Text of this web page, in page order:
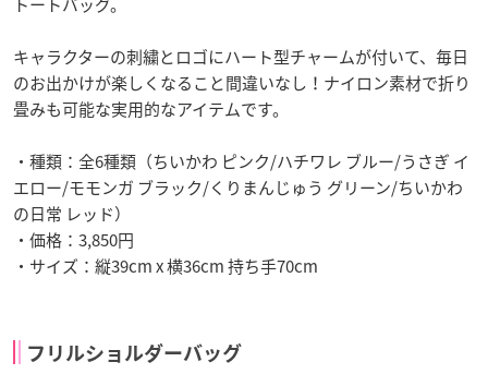
キャラクターの刺繍とロゴにハート型チャームが付いて、毎日
のお出かけが楽しくなること間違いなし！ナイロン素材で折り
畳みも可能な実用的なアイテムです。
・種類：全6種類（ちいかわ ピンク/ハチワレ ブルー/うさぎ イ
エロー/モモンガ ブラック/くりまんじゅう グリーン/ちいかわ
の日常 レッド）
・価格：3,850円
・サイズ：縦39cm x 横36cm 持ち手70cm
フリルショルダーバッグ